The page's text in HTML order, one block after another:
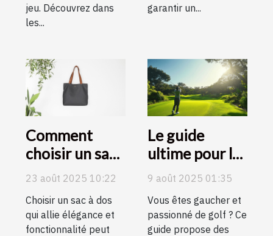
jeu. Découvrez dans
les...
garantir un...
Comment
choisir un sac
à dos élégant
pour chaque
occasion ?
23 août 2025 10:22
Choisir un sac à dos
qui allie élégance et
fonctionnalité peut
Le guide
ultime pour les
amateurs de
9 août 2025 01:35
Vous êtes gaucher et
passionné de golf ? Ce
guide propose des